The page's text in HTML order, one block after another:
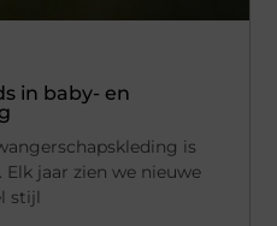
in baby- en
is
jaar zien we nieuwe
stijl